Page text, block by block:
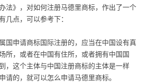
法》，对如何注册马德里商标，作出了一个
几点，可以参考下：
国申请商标国际注册的，应当在中国设有真
所，或者在中国有住所，或者拥有中国国
，这个主体与中国注册商标的主体是一样
请的，就可以怎么申请马德里商标。